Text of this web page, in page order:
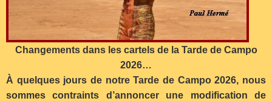
Changements dans les cartels de la Tarde de Campo
2026…
À quelques jours de notre Tarde de Campo 2026, nous
sommes contraints d’annoncer une modification de